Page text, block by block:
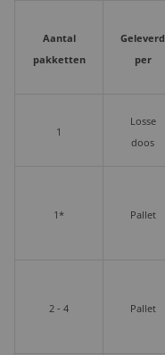
Aantal
pakketten
Geleverd
per
1
Losse
doos
1* Pallet
2 - 4 Pallet